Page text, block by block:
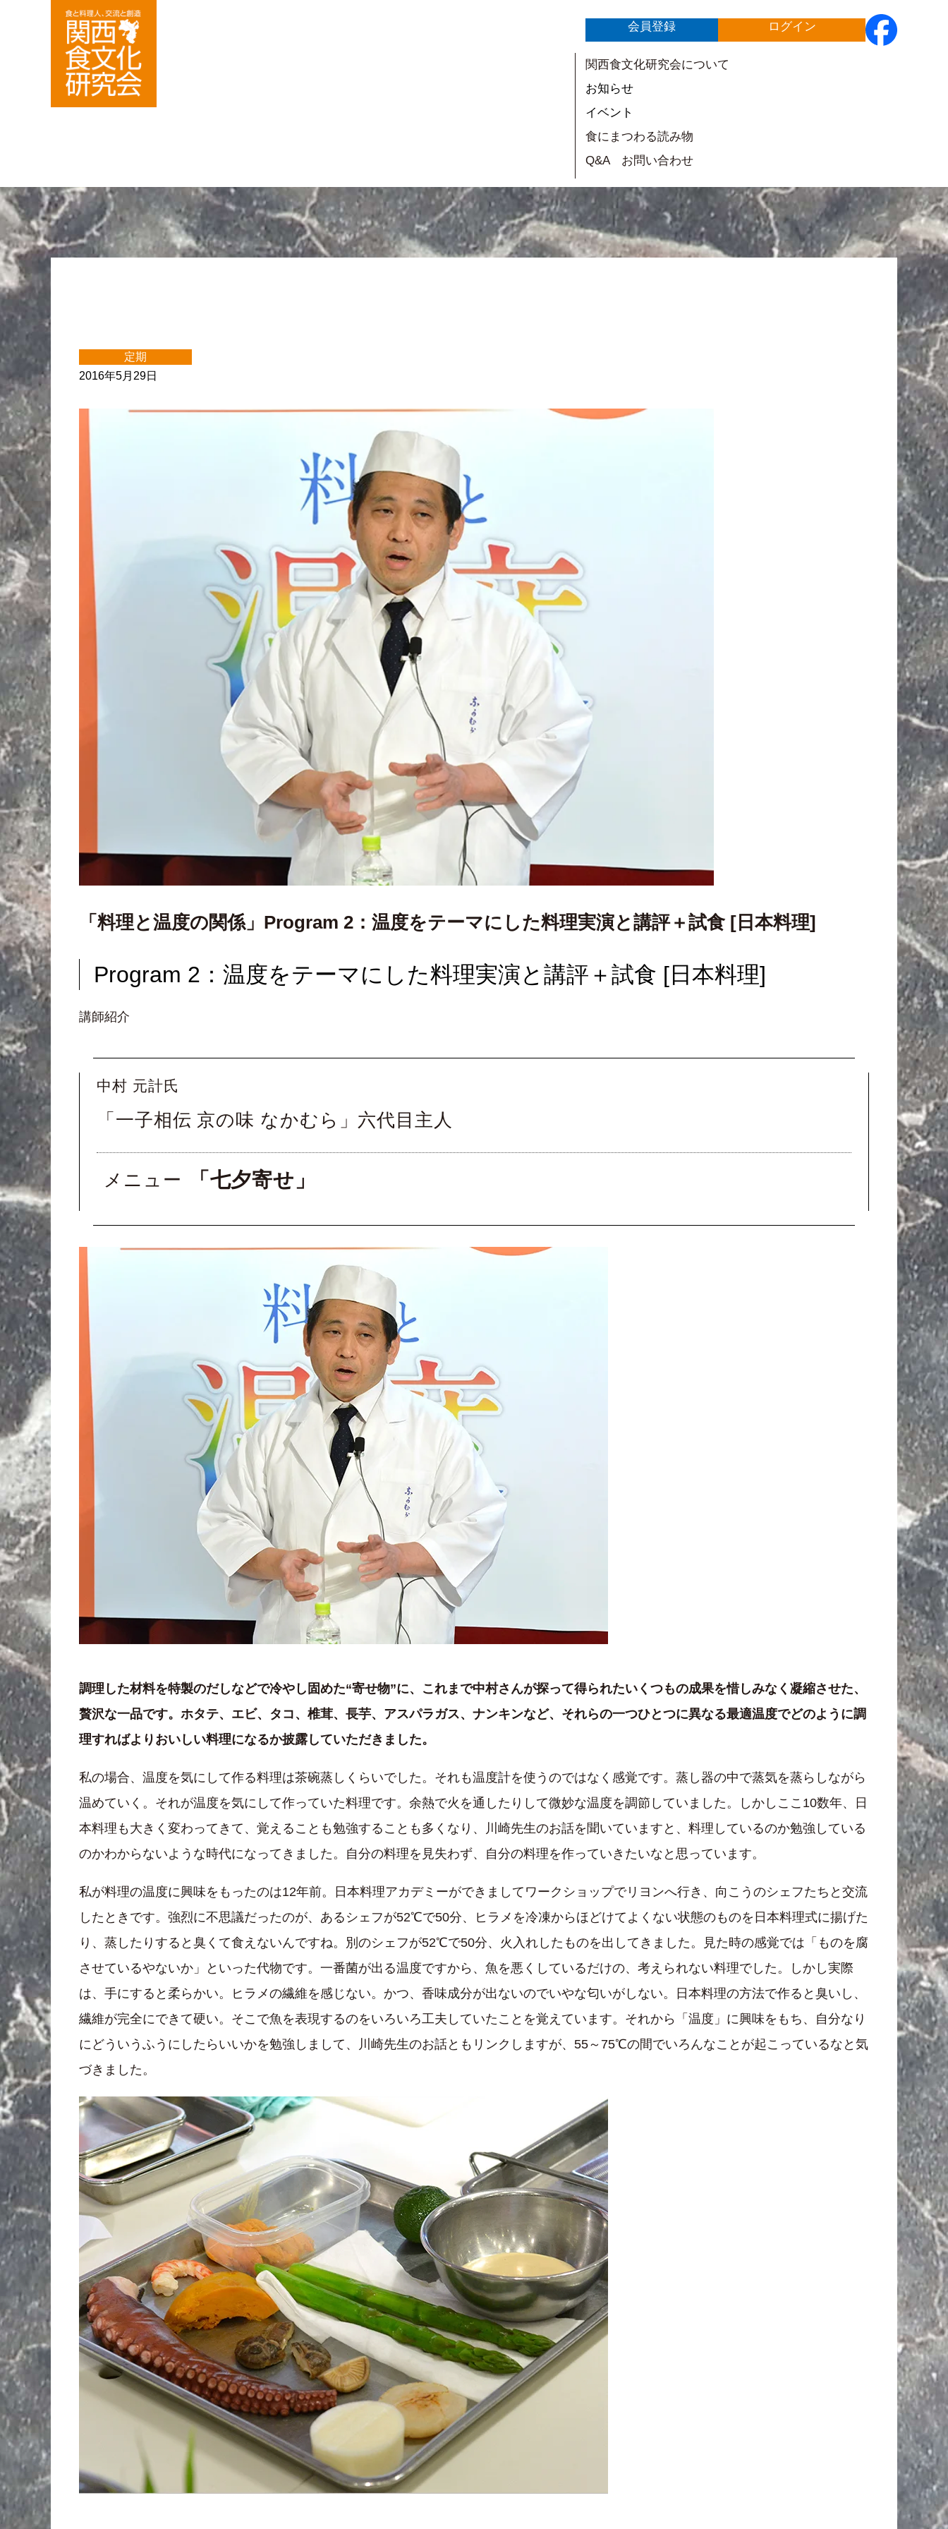
会員登録 ログイン
関西食文化研究会について
お知らせ
イベント
食にまつわる読み物
Q&A お問い合わせ
定期
2016年5月29日
「料理と温度の関係」Program 2：温度をテーマにした料理実演と講評＋試食 [日本料理]
Program 2：温度をテーマにした料理実演と講評＋試食 [日本料理]
講師紹介
中村 元計氏
「一子相伝 京の味 なかむら」六代目主人
メニュー 「七夕寄せ」
調理した材料を特製のだしなどで冷やし固めた“寄せ物”に、これまで中村さんが探って得られたいくつもの成果を惜しみなく凝縮させた、
贅沢な一品です。ホタテ、エビ、タコ、椎茸、長芋、アスパラガス、ナンキンなど、それらの一つひとつに異なる最適温度でどのように調
理すればよりおいしい料理になるか披露していただきました。
私の場合、温度を気にして作る料理は茶碗蒸しくらいでした。それも温度計を使うのではなく感覚です。蒸し器の中で蒸気を蒸らしながら
温めていく。それが温度を気にして作っていた料理です。余熱で火を通したりして微妙な温度を調節していました。しかしここ10数年、日
本料理も大きく変わってきて、覚えることも勉強することも多くなり、川崎先生のお話を聞いていますと、料理しているのか勉強している
のかわからないような時代になってきました。自分の料理を見失わず、自分の料理を作っていきたいなと思っています。
私が料理の温度に興味をもったのは12年前。日本料理アカデミーができましてワークショップでリヨンへ行き、向こうのシェフたちと交流
したときです。強烈に不思議だったのが、あるシェフが52℃で50分、ヒラメを冷凍からほどけてよくない状態のものを日本料理式に揚げた
り、蒸したりすると臭くて食えないんですね。別のシェフが52℃で50分、火入れしたものを出してきました。見た時の感覚では「ものを腐
させているやないか」といった代物です。一番菌が出る温度ですから、魚を悪くしているだけの、考えられない料理でした。しかし実際
は、手にすると柔らかい。ヒラメの繊維を感じない。かつ、香味成分が出ないのでいやな匂いがしない。日本料理の方法で作ると臭いし、
繊維が完全にできて硬い。そこで魚を表現するのをいろいろ工夫していたことを覚えています。それから「温度」に興味をもち、自分なり
にどういうふうにしたらいいかを勉強しまして、川崎先生のお話ともリンクしますが、55～75℃の間でいろんなことが起こっているなと気
づきました。